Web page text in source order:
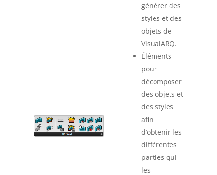
générer des
styles et des
objets de
VisualARQ.
Éléments
pour
décomposer
des objets et
des styles
afin
d’obtenir les
différentes
parties qui
les